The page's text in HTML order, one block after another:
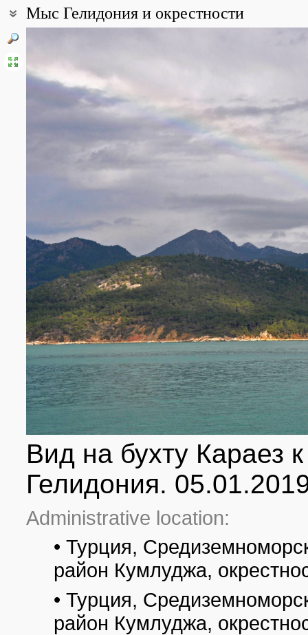
Мыс Гелидония и окрестности
All photos(12)
Вид на бухту Караез
Гелидония.
Administrative location:
• Турция,
район Кумлуджа,
• Турция,
район Кумлуджа,